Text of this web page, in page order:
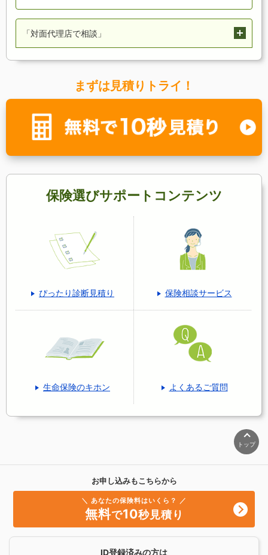
「対面代理店で相談」
うえでの保険の見直しもお任せください。ライフ
ネット生命の保険を取り扱っている保険募集代理
店をご案内します。
募集代理店一覧を見る
まずは見積りトライ！
保険選びサポートコンテンツ
ぴったり診断見積り 保険相談サービス
生命保険のキホン よくあるご質問
トップ
お申し込みもこちらから
＼ あなたの保険料はいくら？ ／
無料で10秒見積り
ID登録済みの方は